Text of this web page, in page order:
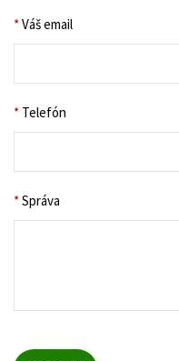
*Váš email
* Telefón
*Správa